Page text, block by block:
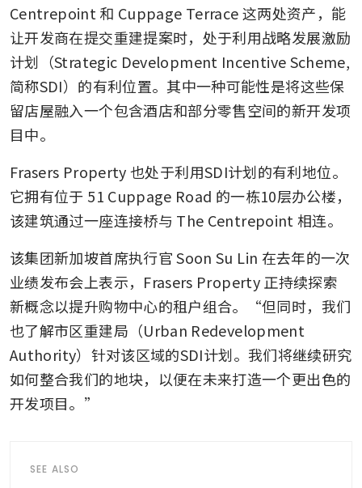
Centrepoint 和 Cuppage Terrace 这两处资产，能
让开发商在提交重建提案时，处于利用战略发展激励
计划（Strategic Development Incentive Scheme,
简称SDI）的有利位置。其中一种可能性是将这些保
留店屋融入一个包含酒店和部分零售空间的新开发项
目中。
Frasers Property 也处于利用SDI计划的有利地位。
它拥有位于 51 Cuppage Road 的一栋10层办公楼，
该建筑通过一座连接桥与 The Centrepoint 相连。
该集团新加坡首席执行官 Soon Su Lin 在去年的一次
业绩发布会上表示，Frasers Property 正持续探索
新概念以提升购物中心的租户组合。“但同时，我们
也了解市区重建局（Urban Redevelopment
Authority）针对该区域的SDI计划。我们将继续研究
如何整合我们的地块，以便在未来打造一个更出色的
开发项目。”
SEE ALSO